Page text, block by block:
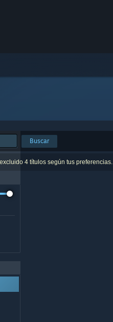
Buscar
4 títulos según tus preferencias.